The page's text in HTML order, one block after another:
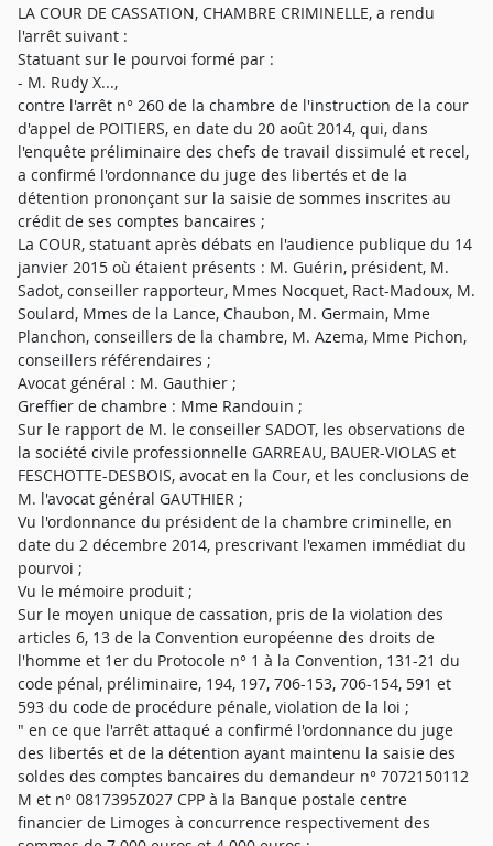
LA COUR DE CASSATION, CHAMBRE CRIMINELLE, a rendu
l'arrêt suivant :
Statuant sur le pourvoi formé par :
- M. Rudy X...,
contre l'arrêt n° 260 de la chambre de l'instruction de la cour
d'appel de POITIERS, en date du 20 août 2014, qui, dans
l'enquête préliminaire des chefs de travail dissimulé et recel,
a confirmé l'ordonnance du juge des libertés et de la
détention prononçant sur la saisie de sommes inscrites au
crédit de ses comptes bancaires ;
La COUR, statuant après débats en l'audience publique du 14
janvier 2015 où étaient présents : M. Guérin, président, M.
Sadot, conseiller rapporteur, Mmes Nocquet, Ract-Madoux, M.
Soulard, Mmes de la Lance, Chaubon, M. Germain, Mme
Planchon, conseillers de la chambre, M. Azema, Mme Pichon,
conseillers référendaires ;
Avocat général : M. Gauthier ;
Greffier de chambre : Mme Randouin ;
Sur le rapport de M. le conseiller SADOT, les observations de
la société civile professionnelle GARREAU, BAUER-VIOLAS et
FESCHOTTE-DESBOIS, avocat en la Cour, et les conclusions de
M. l'avocat général GAUTHIER ;
Vu l'ordonnance du président de la chambre criminelle, en
date du 2 décembre 2014, prescrivant l'examen immédiat du
pourvoi ;
Vu le mémoire produit ;
Sur le moyen unique de cassation, pris de la violation des
articles 6, 13 de la Convention européenne des droits de
l'homme et 1er du Protocole n° 1 à la Convention, 131-21 du
code pénal, préliminaire, 194, 197, 706-153, 706-154, 591 et
593 du code de procédure pénale, violation de la loi ;
" en ce que l'arrêt attaqué a confirmé l'ordonnance du juge
des libertés et de la détention ayant maintenu la saisie des
soldes des comptes bancaires du demandeur n° 7072150112
M et n° 0817395Z027 CPP à la Banque postale centre
financier de Limoges à concurrence respectivement des